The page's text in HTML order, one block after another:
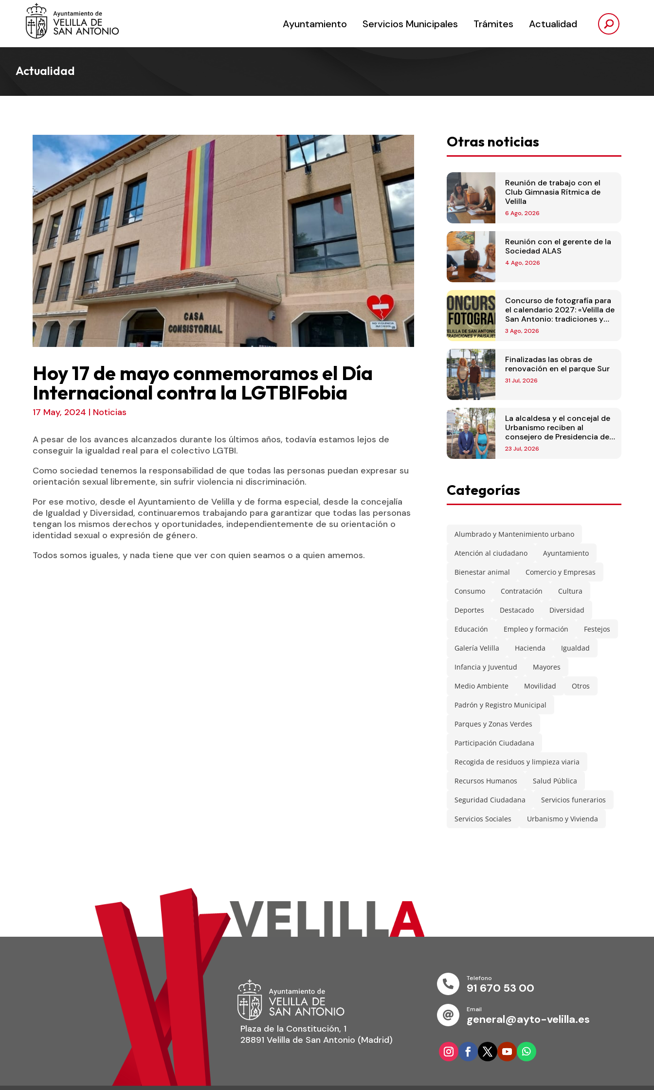
Ayuntamiento Servicios Municipales Trámites Actualidad
Actualidad
Hoy 17 de mayo conmemoramos el Día
Internacional contra la LGTBIFobia
17 May, 2024 | Noticias
A pesar de los avances alcanzados durante los últimos años, todavía estamos lejos de
conseguir la igualdad real para el colectivo LGTBI.
Como sociedad tenemos la responsabilidad de que todas las personas puedan expresar su
orientación sexual libremente, sin sufrir violencia ni discriminación.
Por ese motivo, desde el Ayuntamiento de Velilla y de forma especial, desde la concejalía
de Igualdad y Diversidad, continuaremos trabajando para garantizar que todas las personas
tengan los mismos derechos y oportunidades, independientemente de su orientación o
identidad sexual o expresión de género.
Todos somos iguales, y nada tiene que ver con quien seamos o a quien amemos.
Otras noticias
Reunión de trabajo con el
Club Gimnasia Rítmica de
Velilla
6 Ago, 2026
Reunión con el gerente de la
Sociedad ALAS
4 Ago, 2026
Concurso de fotografía para
el calendario 2027: «Velilla de
San Antonio: tradiciones y
paisajes»
3 Ago, 2026
Finalizadas las obras de
renovación en el parque Sur
31 Jul, 2026
La alcaldesa y el concejal de
Urbanismo reciben al
consejero de Presidencia de
la Comunidad de Madrid
23 Jul, 2026
Categorías
Alumbrado y Mantenimiento urbano
Atención al ciudadano Ayuntamiento
Bienestar animal Comercio y Empresas
Consumo Contratación Cultura
Deportes Destacado Diversidad
Educación Empleo y formación Festejos
Galería Velilla Hacienda Igualdad
Infancia y Juventud Mayores
Medio Ambiente Movilidad Otros
Padrón y Registro Municipal
Parques y Zonas Verdes
Participación Ciudadana
Recogida de residuos y limpieza viaria
Recursos Humanos Salud Pública
Seguridad Ciudadana Servicios funerarios
Servicios Sociales Urbanismo y Vivienda
Plaza de la Constitución, 1
28891 Velilla de San Antonio (Madrid)

Telefono
91 670 53 00

Email
general@ayto-velilla.es